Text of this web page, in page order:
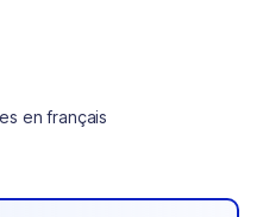
en français